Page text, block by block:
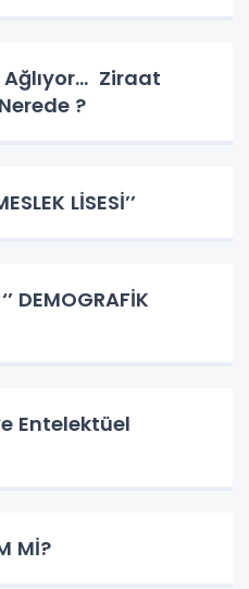
Ziraat
?
LİSESİ’’
DEMOGRAFİK
Entelektüel
Mİ?